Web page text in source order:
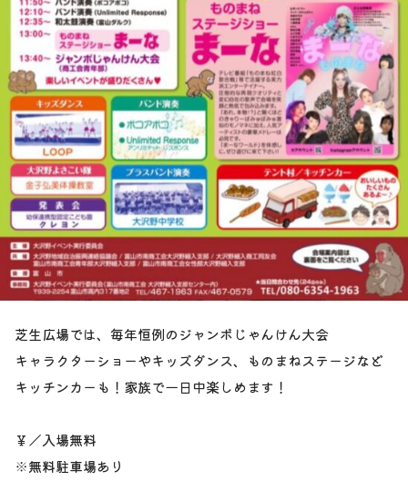
芝生広場では、毎年恒例のジャンボじゃんけん大会
キャラクターショーやキッズダンス、ものまねステージなど
キッチンカーも！家族で一日中楽しめます！
￥／入場無料
※無料駐車場あり